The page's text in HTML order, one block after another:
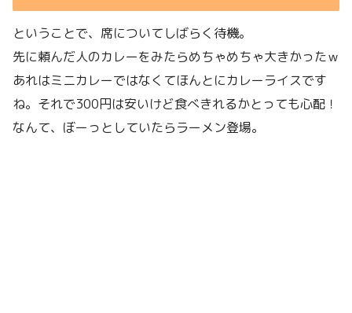
ということで、席についてしばらく待機。
先に頼んだ人のカレーをみたらめちゃめちゃ大きかったｗ
あれはミニカレーではなくてほんとにカレーライスです
ね。それで300円は安いけど食べきれるかとっても心配！
なんて、ぼーっとしていたらラーメン登場。